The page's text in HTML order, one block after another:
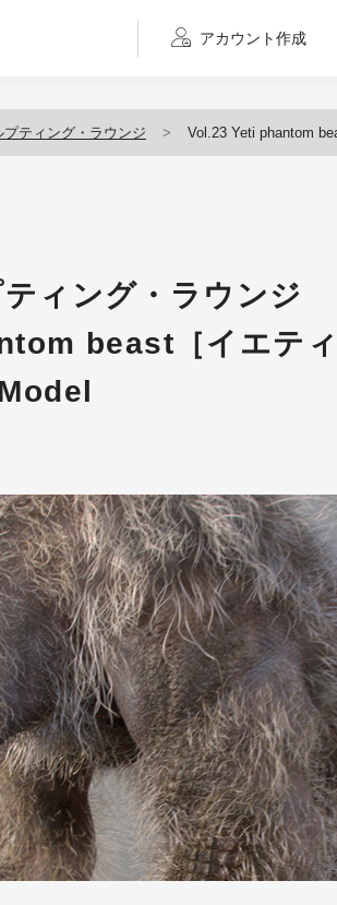
アカウント作成
ティング・ラウンジ Vol.23 Yeti phantom beast［イエティ 幻
ィング・ラウンジ
beast［イエテ